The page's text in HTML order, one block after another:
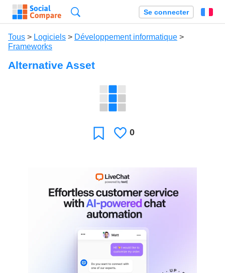
Se connecter
Tous > Logiciels > Développement informatique >
Frameworks
Alternative Asset
Favori J'aime
0